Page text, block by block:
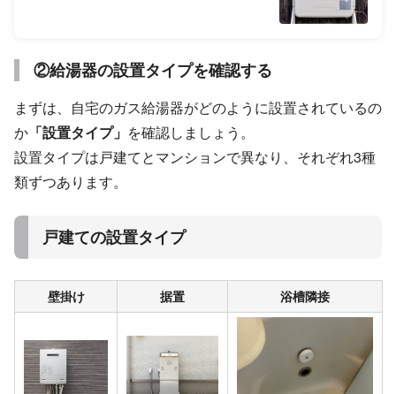
②給湯器の設置タイプを確認する
まずは、自宅のガス給湯器がどのように設置されているの
か 「設置タイプ」 を確認しましょう。
設置タイプは戸建てとマンションで異なり、それぞれ3種
類ずつあります。
戸建ての設置タイプ
壁掛け 据置 浴槽隣接